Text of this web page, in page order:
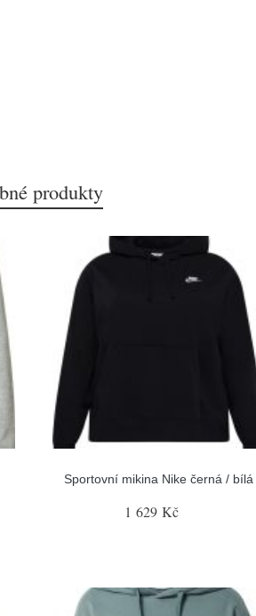
produkty
Sportovní mikina Nike černá / bílá
1 629 Kč